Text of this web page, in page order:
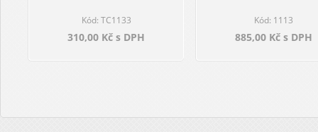
Kód: TC1133
310,00 Kč s DPH
Kód: 1113
885,00 Kč s DPH